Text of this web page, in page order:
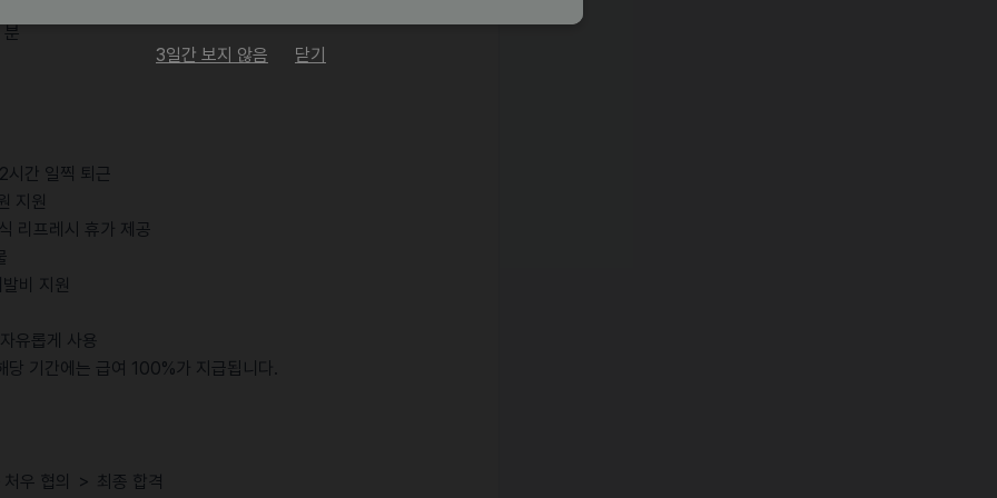
시간 일찍 퇴근
지원
리프레시 휴가 제공
비 지원
유롭게 사용
당 기간에는 급여 100%가 지급됩니다.
우 협의 ＞ 최종 합격
3일간 보지 않음 닫기